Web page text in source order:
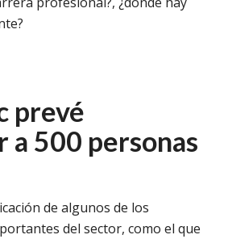
prevé
a 500 personas
de algunos de los
del sector, como el que